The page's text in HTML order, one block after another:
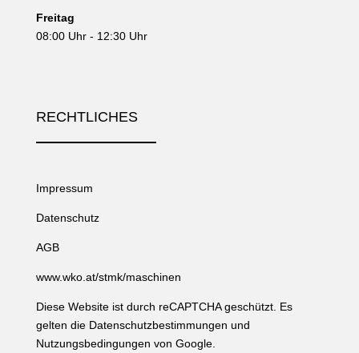
Freitag
08:00 Uhr - 12:30 Uhr
RECHTLICHES
Impressum
Datenschutz
AGB
www.wko.at/stmk/maschinen
Diese Website ist durch reCAPTCHA geschützt. Es
gelten die Datenschutzbestimmungen und
Nutzungsbedingungen von Google.